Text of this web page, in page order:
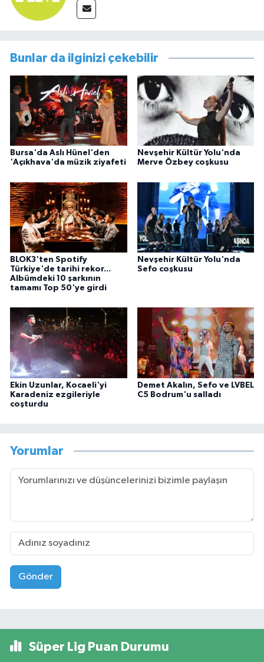
Bunlar da ilginizi çekebilir
Bursa'da Aslı Hünel'den
'Açıkhava'da müzik ziyafeti
Nevşehir Kültür Yolu'nda
Merve Özbey coşkusu
BLOK3'ten Spotify
Türkiye'de tarihi rekor...
Albümdeki 10 şarkının
tamamı Top 50'ye girdi
Nevşehir Kültür Yolu'nda
Sefo coşkusu
Ekin Uzunlar, Kocaeli'yi
Karadeniz ezgileriyle
coşturdu
Demet Akalın, Sefo ve LVBEL
C5 Bodrum'u salladı
Yorumlar
Gönder
Süper Lig Puan Durumu